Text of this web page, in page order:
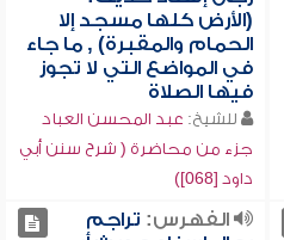
(الأرض كلها مسجد إلا
الحمام والمقبرة) , ما جاء
في المواضع التي لا تجوز
فيها الصلاة
للشيخ: عبد المحسن العباد
جزء من محاضرة ( شرح سنن أبي
داود [068])
الفهرس: تراجم